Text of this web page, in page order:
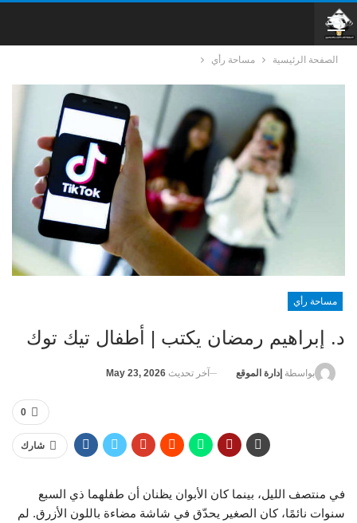
الصفحة الرئيسية مساحة رأي
مساحة رأي
د. إبراهيم رمضان يكتب | أطفال تيك توك
بواسطة إدارة الموقع آخر تحديث May 23, 2026
0
شارك
في منتصف الليل، بينما كان الأبوان يظنان أن طفلهما ذي السبع
سنوات نائمًا، كان الصغير يحدّق في شاشة مضاءة باللون الأزرق. لم